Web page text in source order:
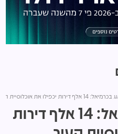
יכפילו את אוכלוסיית העיר לכ-120 אלף איש
הסכם גג בכרמיאל: 14 אלף דירות